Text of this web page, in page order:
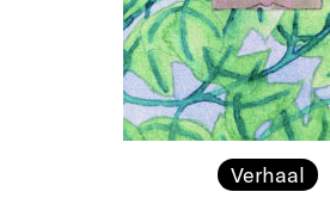
Verhaal